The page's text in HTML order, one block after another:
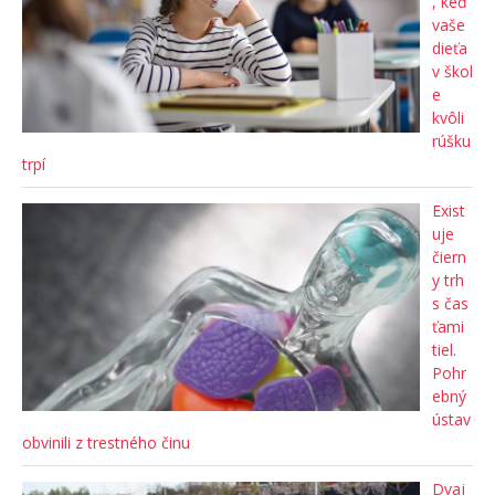
vaše
dieťa
v škol
e
kvôli
rúšku
trpí
Exist
uje
čiern
y trh
s čas
ťami
tiel.
Pohr
ebný
ústav
obvinili z trestného činu
Dvaj